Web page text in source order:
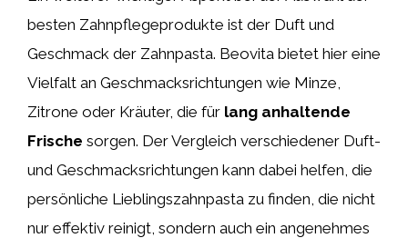
besten Zahnpflegeprodukte ist der Duft und
Geschmack der Zahnpasta. Beovita bietet hier eine
Vielfalt an Geschmacksrichtungen wie Minze,
Zitrone oder Kräuter, die für lang anhaltende
Frische sorgen. Der Vergleich verschiedener Duft-
und Geschmacksrichtungen kann dabei helfen, die
persönliche Lieblingszahnpasta zu finden, die nicht
nur effektiv reinigt, sondern auch ein angenehmes